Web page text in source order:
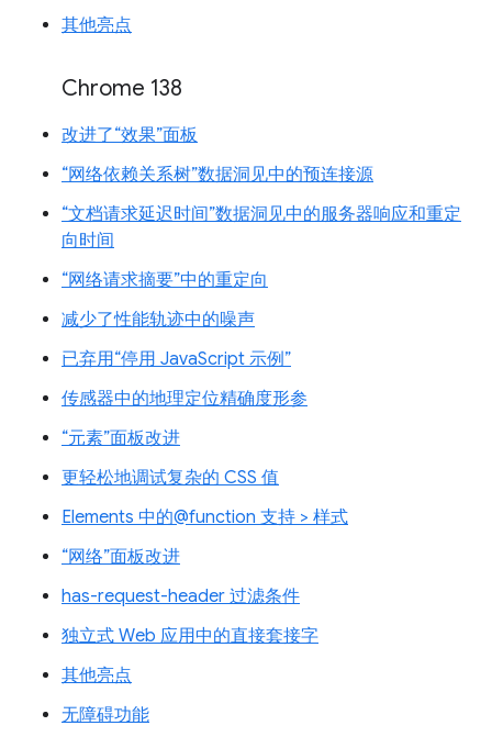
其他亮点
Chrome 138
改进了“效果”面板
“网络依赖关系树”数据洞见中的预连接源
“文档请求延迟时间”数据洞见中的服务器响应和重定
向时间
“网络请求摘要”中的重定向
减少了性能轨迹中的噪声
已弃用“停用 JavaScript 示例”
传感器中的地理定位精确度形参
“元素”面板改进
更轻松地调试复杂的 CSS 值
Elements 中的@function 支持 > 样式
“网络”面板改进
has-request-header 过滤条件
独立式 Web 应用中的直接套接字
其他亮点
无障碍功能